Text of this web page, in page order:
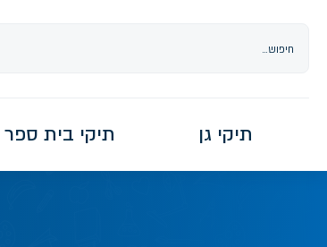
תיקי גן תיקי בית ספר